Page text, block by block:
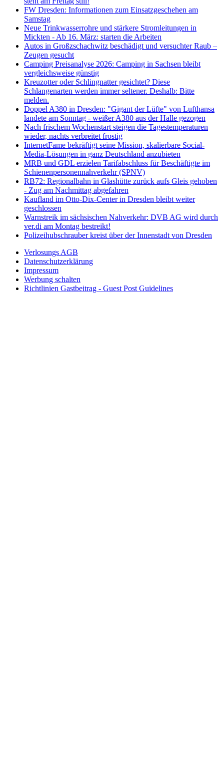
FW Dresden: Informationen zum Einsatzgeschehen am
Samstag
Neue Trinkwasserrohre und stärkere Stromleitungen in
Mickten - Ab 16. März: starten die Arbeiten
Autos in Großzschachwitz beschädigt und versuchter Raub –
Zeugen gesucht
Camping Preisanalyse 2026: Camping in Sachsen bleibt
vergleichsweise günstig
Kreuzotter oder Schlingnatter gesichtet? Diese
Schlangenarten werden immer seltener. Deshalb: Bitte
melden.
Doppel A380 in Dresden: "Gigant der Lüfte" von Lufthansa
landete am Sonntag - weißer A380 aus der Halle gezogen
Nach frischem Wochenstart steigen die Tagestemperaturen
wieder, nachts verbreitet frostig
InternetFame bekräftigt seine Mission, skalierbare Social-
Media-Lösungen in ganz Deutschland anzubieten
MRB und GDL erzielen Tarifabschluss für Beschäftigte im
Schienenpersonennahverkehr (SPNV)
RB72: Regionalbahn in Glashütte zurück aufs Gleis gehoben
- Zug am Nachmittag abgefahren
Kaufland im Otto-Dix-Center in Dresden bleibt weiter
geschlossen
Warnstreik im sächsischen Nahverkehr: DVB AG wird durch
ver.di am Montag bestreikt!
Polizeihubschrauber kreist über der Innenstadt von Dresden
Verlosungs AGB
Datenschutzerklärung
Impressum
Werbung schalten
Richtlinien Gastbeitrag - Guest Post Guidelines